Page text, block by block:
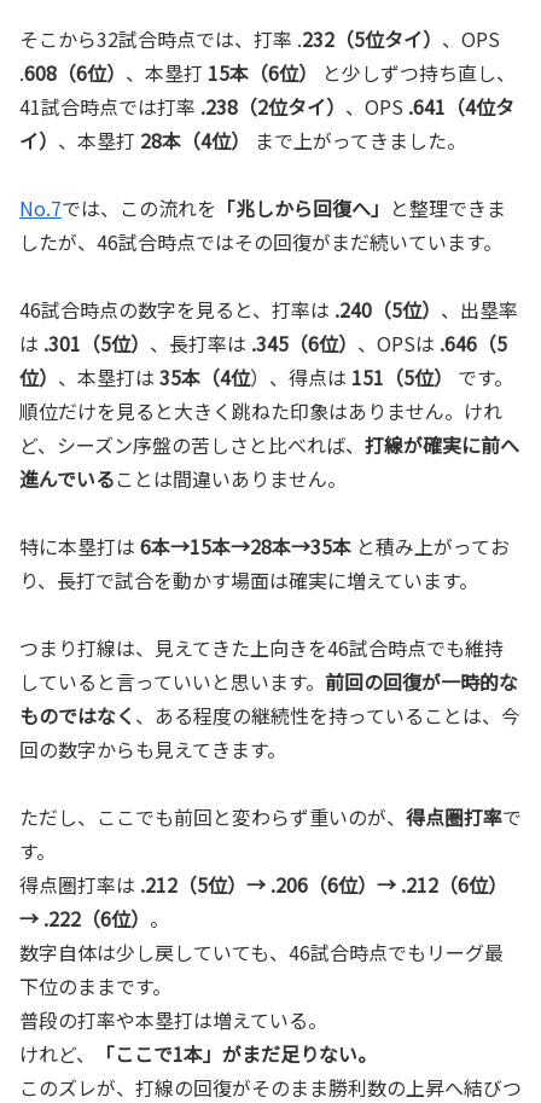
そこから32試合時点では、打率 .232（5位タイ） 、OPS
.608（6位） 、本塁打 15本（6位）
と少しずつ持ち直し、
41試合時点では打率 .238（2位タイ） 、OPS .641（4位タ
イ） 、本塁打 28本（4位） まで上がってきました。
No.7では、この流れを 「兆しから回復へ」 と整理できま
したが、46試合時点ではその回復がまだ続いています。
46試合時点の数字を見ると、打率は .240（5位） 、出塁率
は .301（5位） 、長打率は .345（6位） 、OPSは .646（5
位） 、本塁打は 35本（4位）、得点は 151（5位）
です。
順位だけを見ると大きく跳ねた印象はありません。けれ
ど、シーズン序盤の苦しさと比べれば、 打線が確実に前へ
進んでいることは間違いありません。
特に本塁打は 6本→15本→28本→35本 と積み上がってお
り、長打で試合を動かす場面は確実に増えています。
つまり打線は、見えてきた上向きを46試合時点でも維持
していると言っていいと思います。 前回の回復が一時的な
ものではなく 、ある程度の継続性を持っていることは、今
回の数字からも見えてきます。
ただし、ここでも前回と変わらず重いのが、 得点圏打率で
す。
得点圏打率は .212（5位）→ .206（6位）→ .212（6位）
→ .222（6位） 。
数字自体は少し戻していても、46試合時点でもリーグ最
下位のままです。
普段の打率や本塁打は増えている。
けれど、
「ここで1本」がまだ足りない。
このズレが、打線の回復がそのまま勝利数の上昇へ結びつ